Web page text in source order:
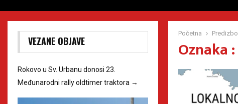
Početna
Oznaka
VEZANE OBJAVE
Rokovo u Sv. Urbanu donosi 23.
Međunarodni rally oldtimer traktora →